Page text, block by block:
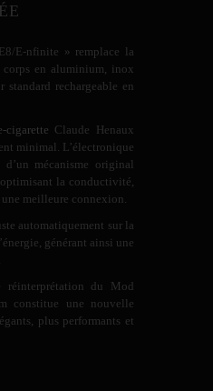
E-nfinite » remplace la
en aluminium, inox
rechargeable en
cigarette Claude Henaux
minimal. L’électronique
mécanisme original
la conductivité,
meilleure connexion.
automatiquement sur la
générant ainsi une
réinterprétation du Mod
constitue une nouvelle
plus performants et